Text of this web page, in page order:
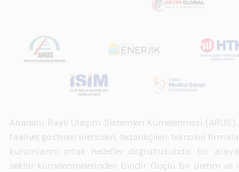
Anadolu Raylı Ulaşım Sistemleri Kümelenmesi
faaliyet gösteren üreticileri, tedarikçileri, teknoloji
kurumlarını ortak hedefler doğrultusunda bir
sektör kümelenmelerinden biridir. Güçlü bir üretim ve